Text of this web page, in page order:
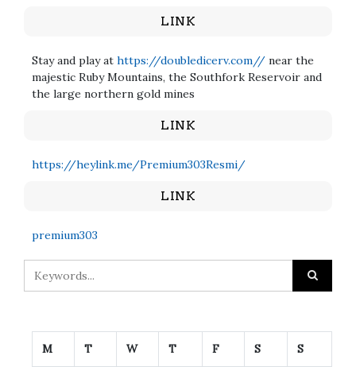
LINK
Stay and play at https://doubledicerv.com// near the
majestic Ruby Mountains, the Southfork Reservoir and
the large northern gold mines
LINK
https://heylink.me/Premium303Resmi/
LINK
premium303
M T W T F S S